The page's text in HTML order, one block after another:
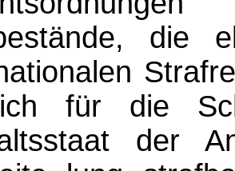
die
für die
der